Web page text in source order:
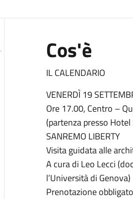
Cos'è
IL CALENDARIO
VENERDÌ 19
Ore 17.00, Centro –
(partenza presso
SANREMO LIBERTY
Visita guidata alle
A cura di Leo Lecci
l’Università di Genova)
Prenotazione